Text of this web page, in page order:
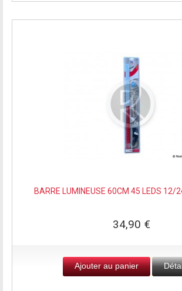
BARRE LUMINEUSE 60CM 45 LEDS 12/
34,90 €
Ajouter au panier